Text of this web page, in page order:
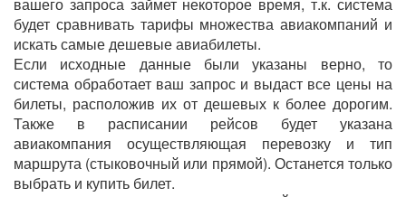
будет сравнивать тарифы множества авиакомпаний и
искать самые дешевые авиабилеты.
Если исходные данные были указаны верно, то
система обработает ваш запрос и выдаст все цены на
билеты, расположив их от дешевых к более дорогим.
Также в расписании рейсов будет указана
авиакомпания осуществляющая перевозку и тип
маршрута (стыковочный или прямой). Останется только
выбрать и купить билет.